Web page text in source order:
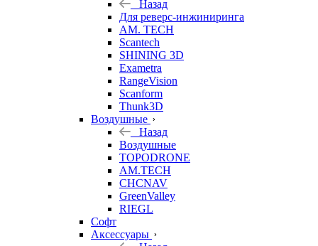
Назад
Для реверс-инжиниринга
AM. TECH
Scantech
SHINING 3D
Exametra
RangeVision
Scanform
Thunk3D
Воздушные
Назад
Воздушные
TOPODRONE
AM.TECH
CHCNAV
GreenValley
RIEGL
Софт
Аксессуары